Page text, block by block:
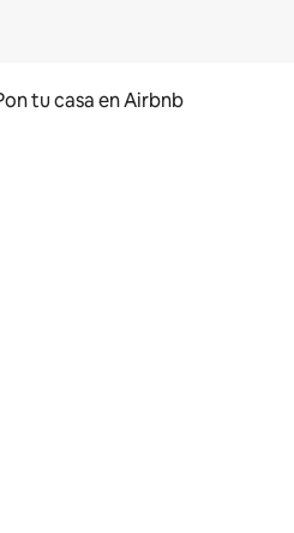
tu casa en Airbnb